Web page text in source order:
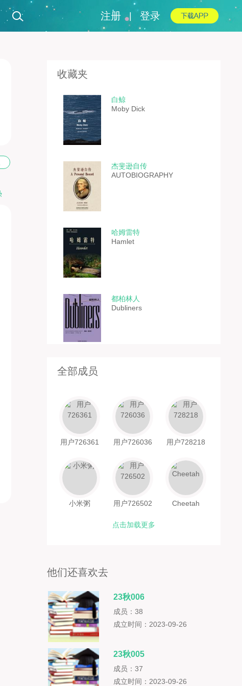
注册 登录
收藏夹
白鲸
Moby Dick
杰斐逊自传
AUTOBIOGRAPHY
哈姆雷特
Hamlet
都柏林人
Dubliners
全部成员
用户726361 用户726036 用户728218
小米粥 用户726502 Cheetah
点击加载更多
他们还喜欢去
23秋006
成员：38
成立时间：2023-09-26
23秋005
成员：37
成立时间：2023-09-26